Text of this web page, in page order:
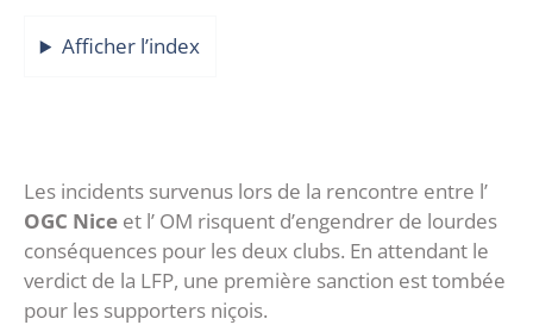
Afficher l’index
Les incidents survenus lors de la rencontre entre l’
OGC Nice et l’ OM risquent d’engendrer de lourdes
conséquences pour les deux clubs. En attendant le
verdict de la LFP, une première sanction est tombée
pour les supporters niçois.